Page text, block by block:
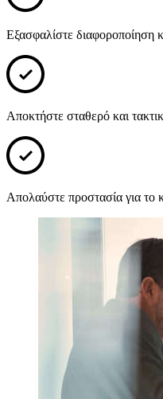
Εξασφαλίστε διαφοροποίηση
Αποκτήστε σταθερό και
Απολαύστε προστασία για το